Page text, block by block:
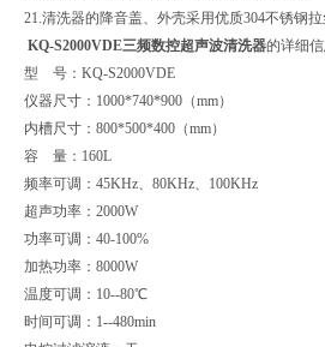
21.清洗器的降音盖、外壳采用优质304不锈钢拉
KQ-S2000VDE三频数控超声波清洗器的详细信
型 号：KQ-S2000VDE
仪器尺寸：1000*740*900（mm）
内槽尺寸：800*500*400（mm）
容 量：160L
频率可调：45KHz、80KHz、
超声功率：2000W
功率可调：40-100%
加热功率：8000W
温度可调：10--80℃
时间可调：1--480min